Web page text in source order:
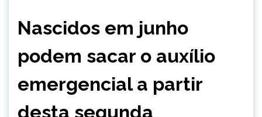
Nascidos em junho
podem sacar o auxílio
emergencial a partir
desta segunda